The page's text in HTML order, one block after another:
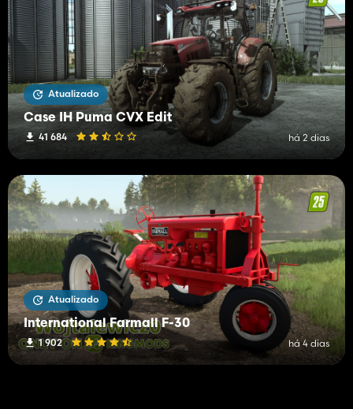
Atualizado
Case IH Puma CVX Edit
41 684 há 2 dias
Atualizado
International Farmall F-30
1 902 há 4 dias